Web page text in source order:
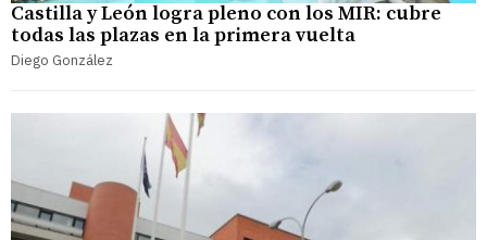
Castilla y León logra pleno con los MIR: cubre
todas las plazas en la primera vuelta
Diego González